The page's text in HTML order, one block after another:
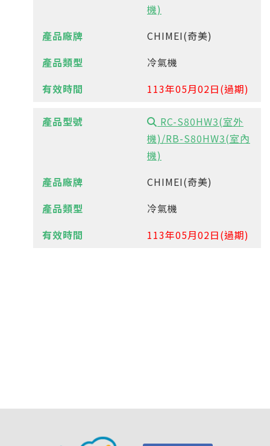
機)
CHIMEI(奇美)
冷氣機
113年05月02日(過期)
RC-S80HW3(室外
機)/RB-S80HW3(室內
機)
CHIMEI(奇美)
冷氣機
113年05月02日(過期)